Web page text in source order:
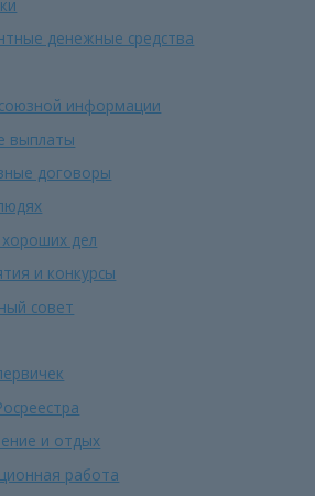
денежные средства
информации
выплаты
договоры
дел
и конкурсы
совет
и отдых
работа